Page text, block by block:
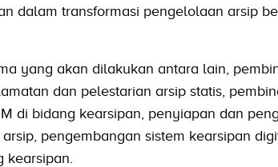
dalam transformasi pengelolaan arsip
yang akan dilakukan antara lain,
dan pelestarian arsip statis,
di bidang kearsipan, penyiapan dan
pengembangan sistem kearsipan